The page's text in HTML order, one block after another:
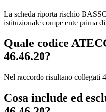
La scheda riporta rischio
istituzionale competente prima
Quale codice
46.46.20?
Nel raccordo risultano collegati
Cosa include ed